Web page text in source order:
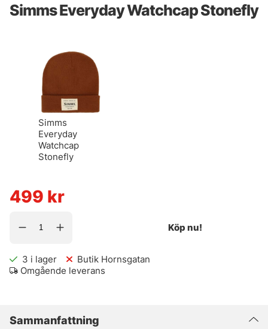
Simms Everyday Watchcap Stonefly
Simms
Everyday
Watchcap
Stonefly
499 kr
Köp nu!
3 i lager
Butik Hornsgatan
Omgående leverans
Sammanfattning